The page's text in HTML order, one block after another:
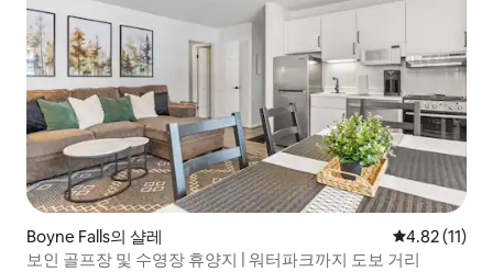
Boyne Falls의 샬레 평점 4.82점
4.82 (11)
보인 골프장 및 수영장 휴양지 | 워터파크까지 도보 거리